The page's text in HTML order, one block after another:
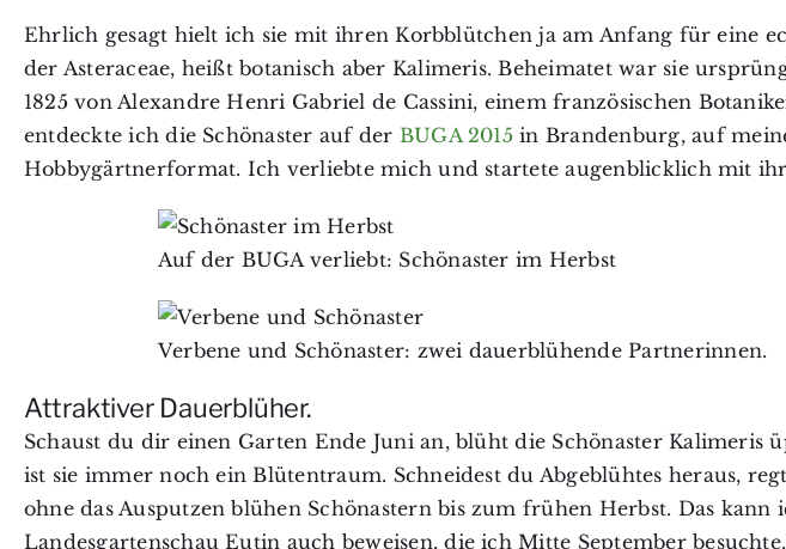
Ehrlich gesagt hielt ich sie mit ihren Korbblütchen ja am Anfang für eine
der Asteraceae, heißt botanisch aber Kalimeris. Beheimatet war sie
1825 von Alexandre Henri Gabriel de Cassini, einem französischen
entdeckte ich die Schönaster auf der BUGA 2015 in Brandenburg, auf
Hobbygärtnerformat. Ich verliebte mich und startete augenblicklich mit
Auf der BUGA verliebt: Schönaster im Herbst
Verbene und Schönaster: zwei dauerblühende Partnerinnen.
Attraktiver Dauerblüher.
Schaust du dir einen Garten Ende Juni an, blüht die Schönaster Kalimeris
ist sie immer noch ein Blütentraum. Schneidest du Abgeblühtes heraus,
ohne das Ausputzen blühen Schönastern bis zum frühen Herbst. Das
Landesgartenschau Eutin auch beweisen, die ich Mitte September